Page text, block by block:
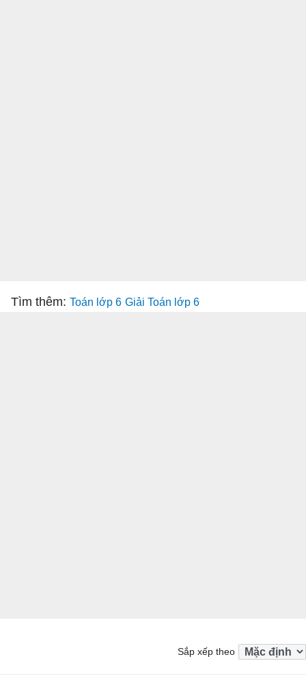
Tìm thêm: Toán lớp 6 Giải Toán lớp 6
Sắp xếp theo